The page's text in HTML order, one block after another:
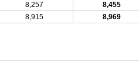
8,257 8,455
8,915 8,969